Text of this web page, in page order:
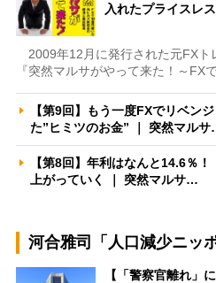
入れたプライスレ
2009年12月に発行された元FXト
『突然マルサがやって来た！～FX
【第9回】もう一度FXでリベン
た”ヒミツのお金” ｜ 突然マル
【第8回】年利はなんと14.6％
上がっていく ｜ 突然マルサ…
河合雅司「人口減少ニッ
【「警察官離れ」